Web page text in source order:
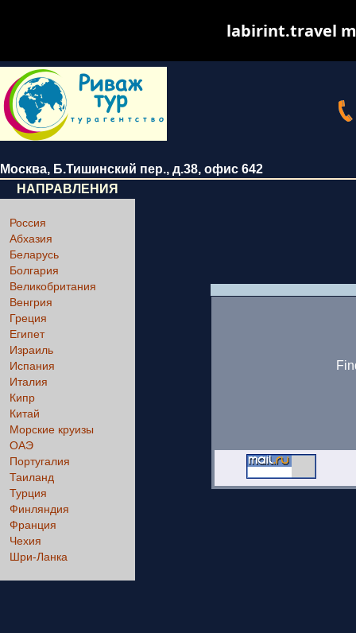
Москва, Б.Тишинский пер., д.38, офис 642
НАПРАВЛЕНИЯ
Россия
Абхазия
Беларусь
Болгария
Великобритания
Венгрия
Греция
Египет
Израиль
Испания
Италия
Кипр
Китай
Морские круизы
ОАЭ
Португалия
Таиланд
Турция
Финляндия
Франция
Чехия
Шри-Ланка
labirint.travel